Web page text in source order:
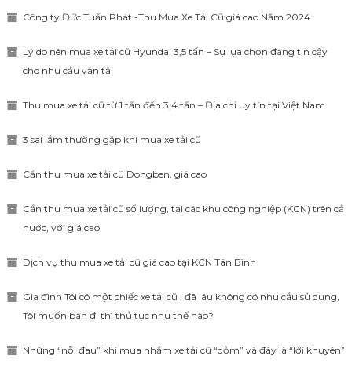
Công ty Đức Tuấn Phát -Thu Mua Xe Tải Cũ giá cao Năm 2024
Lý do nên mua xe tải cũ Hyundai 3,5 tấn – Sự lựa chọn đáng tin cậy
cho nhu cầu vận tải
Thu mua xe tải cũ từ 1 tấn đến 3,4 tấn – Địa chỉ uy tín tại Việt Nam
3 sai lầm thường gặp khi mua xe tải cũ
Cần thu mua xe tải cũ Dongben, giá cao
Cần thu mua xe tải cũ số lượng, tại các khu công nghiệp (KCN) trên cả
nước, với giá cao
Dịch vụ thu mua xe tải cũ giá cao tại KCN Tân Bình
Gia đình Tôi có một chiếc xe tải cũ , đã lâu không có nhu cầu sử dung,
Tôi muốn bán đi thì thủ tục như thế nào?
Những “nỗi đau” khi mua nhầm xe tải cũ “dỏm” và đây là “lời khuyên”